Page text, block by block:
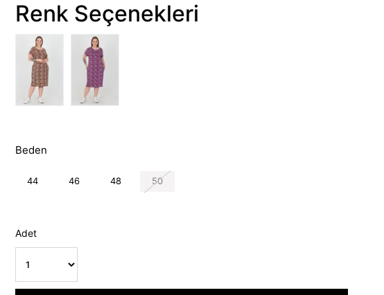
Renk Seçenekleri
Beden
44 46 48 50
Adet